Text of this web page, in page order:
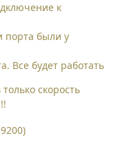
к
порта были у
Все будет работать
скорость